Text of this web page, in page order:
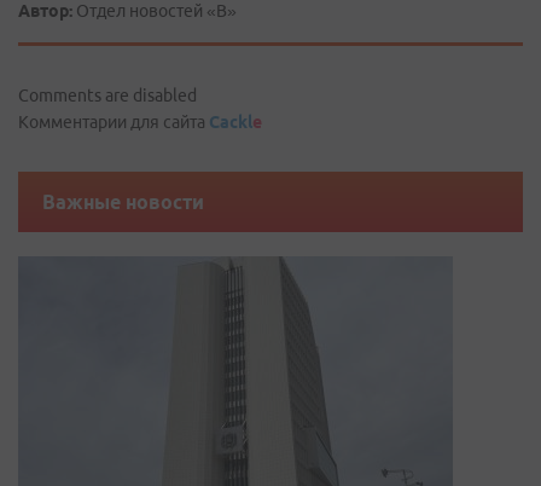
Автор: Отдел новостей «В»
Comments are disabled
Комментарии для сайта Cackle
Важные новости